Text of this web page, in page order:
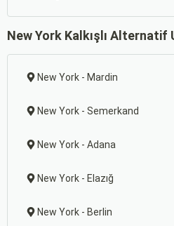
New York Kalkışlı Alternatif
New York - Mardin
New York - Semerkand
New York - Adana
New York - Elazığ
New York - Berlin